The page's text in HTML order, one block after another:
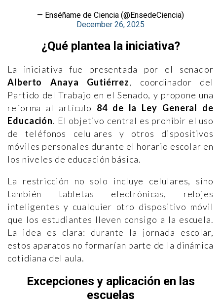
— Enséñame de Ciencia (@EnsedeCiencia)
December 26, 2025
¿Qué plantea la iniciativa?
La iniciativa fue presentada por el senador
Alberto Anaya Gutiérrez, coordinador del
Partido del Trabajo en el Senado, y propone una
reforma al artículo 84 de la Ley General de
Educación. El objetivo central es prohibir el uso
de teléfonos celulares y otros dispositivos
móviles personales durante el horario escolar en
los niveles de educación básica.
La restricción no solo incluye celulares, sino
también tabletas electrónicas, relojes
inteligentes y cualquier otro dispositivo móvil
que los estudiantes lleven consigo a la escuela.
La idea es clara: durante la jornada escolar,
estos aparatos no formarían parte de la dinámica
cotidiana del aula.
Excepciones y aplicación en las
escuelas